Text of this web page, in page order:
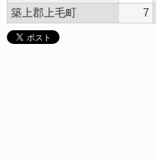
築上郡上毛町
7